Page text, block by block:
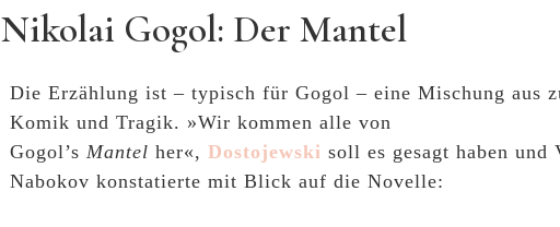
Nikolai Gogol: Der Mantel
Die Erzählung ist – typisch für Gogol – eine Mischung aus
Komik und Tragik. »Wir kommen alle von
Gogol’s Mantel her«,Dostojewski soll es gesagt haben und
Nabokov konstatierte mit Blick auf die Novelle: